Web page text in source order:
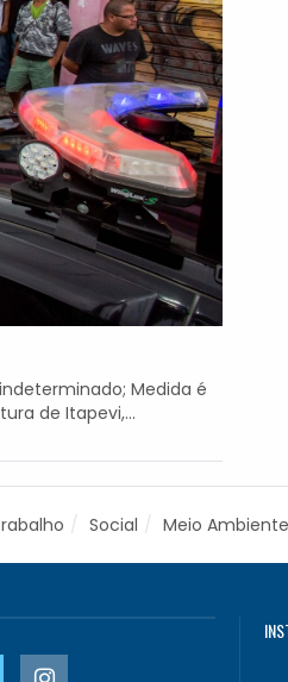
Medida é
de Itapevi,...
Social Meio Ambiente